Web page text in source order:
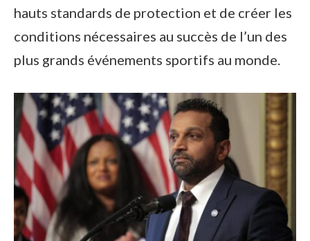
hauts standards de protection et de créer les
conditions nécessaires au succès de l’un des
plus grands événements sportifs au monde.